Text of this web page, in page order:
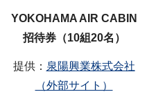
YOKOHAMA AIR CABIN
招待券（10組20名）
提供： 泉陽興業株式会社
（外部サイト）